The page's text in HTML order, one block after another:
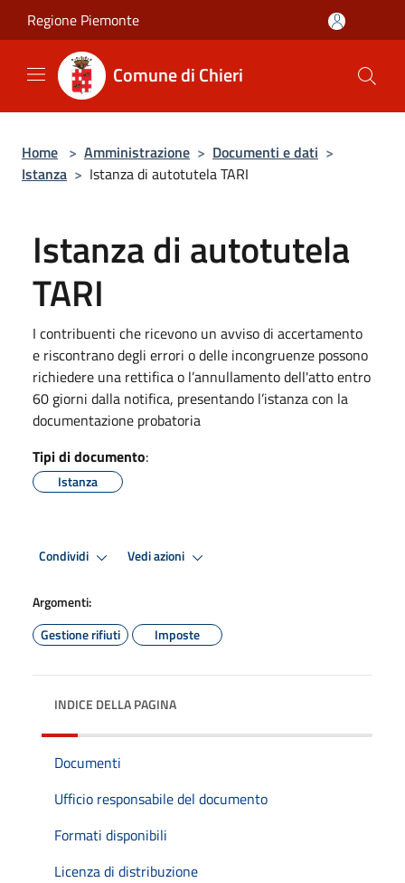
Salta al contenuto principale
Regione Piemonte
Comune di Chieri
Home > Amministrazione > Documenti e dati >
Istanza > Istanza di autotutela TARI
Istanza di autotutela
TARI
I contribuenti che ricevono un avviso di accertamento
e riscontrano degli errori o delle incongruenze possono
richiedere una rettifica o l’annullamento dell'atto entro
60 giorni dalla notifica, presentando l’istanza con la
documentazione probatoria
Tipi di documento:
Istanza
Condividi Vedi azioni
Argomenti:
Gestione rifiuti
Imposte
INDICE DELLA PAGINA
Documenti
Ufficio responsabile del documento
Formati disponibili
Licenza di distribuzione